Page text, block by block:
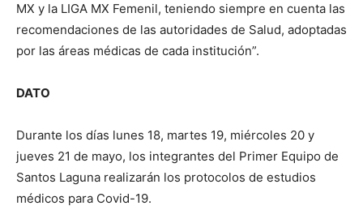
MX y la LIGA MX Femenil, teniendo siempre en cuenta las
recomendaciones de las autoridades de Salud, adoptadas
por las áreas médicas de cada institución”.
DATO
Durante los días lunes 18, martes 19, miércoles 20 y
jueves 21 de mayo, los integrantes del Primer Equipo de
Santos Laguna realizarán los protocolos de estudios
médicos para Covid-19.